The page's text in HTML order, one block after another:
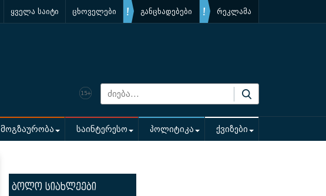
ყველა საიტი ცხოველები განცხადებები რეკლამა
მოგზაურობა საინტერესო პოლიტიკა ქვიზები
ბოლო სიახლეები